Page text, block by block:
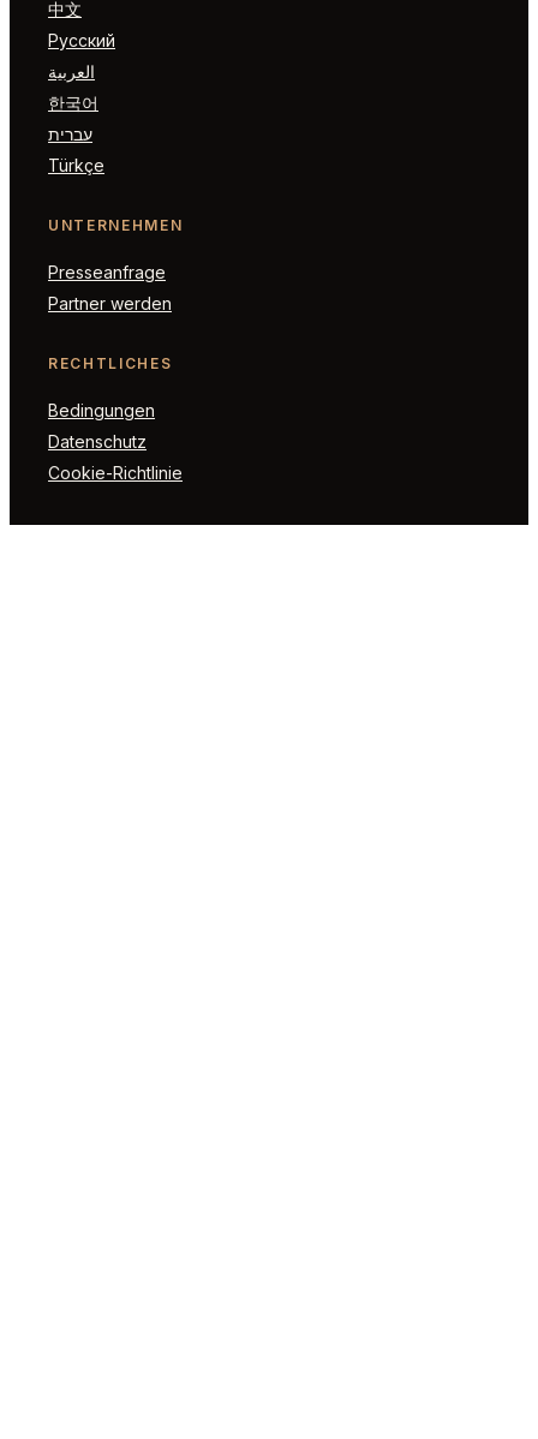
中文
Русский
العربية
한국어
עברית
Türkçe
UNTERNEHMEN
Presseanfrage
Partner werden
RECHTLICHES
Bedingungen
Datenschutz
Cookie-Richtlinie